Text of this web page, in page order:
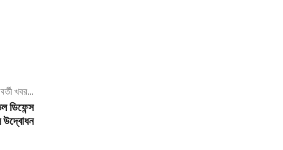
খবর...
ডিফেন্স
উদ্বোধন